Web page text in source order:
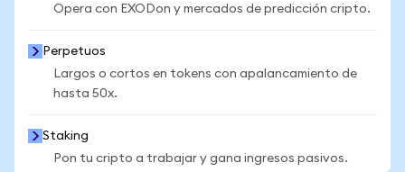
Opera con EXODon y mercados de predicción cripto.
Perpetuos
Largos o cortos en tokens con apalancamiento de
hasta 50x.
Staking
Pon tu cripto a trabajar y gana ingresos pasivos.